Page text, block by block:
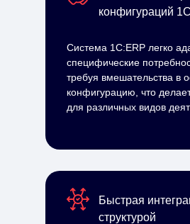
Быстрая
структурой
конфигураций 1С
Система 1С:ERP легко
специфические
требуя вмешательства в
конфигурацию, что
для различных видов